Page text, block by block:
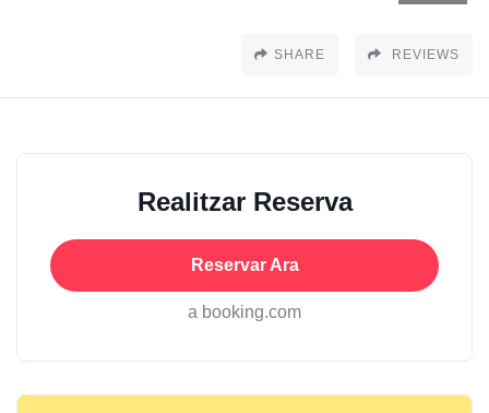
SHARE REVIEWS
Realitzar Reserva
Reservar Ara
a booking.com